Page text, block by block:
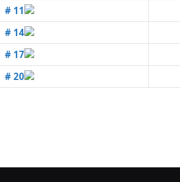
# 11
# 14
# 17
# 20